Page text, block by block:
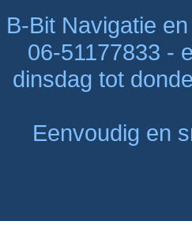
B-Bit Navigatie
06-51177833 -
dinsdag tot
Eenvoudig en